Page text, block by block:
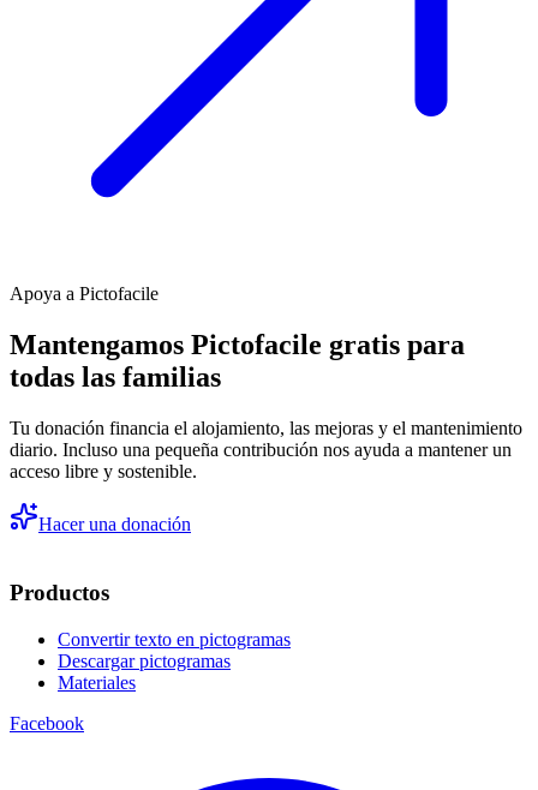
Apoya a Pictofacile
Mantengamos Pictofacile gratis para
todas las familias
Tu donación financia el alojamiento, las mejoras y el mantenimiento
diario. Incluso una pequeña contribución nos ayuda a mantener un
acceso libre y sostenible.
Hacer una donación
Productos
Convertir texto en pictogramas
Descargar pictogramas
Materiales
Facebook